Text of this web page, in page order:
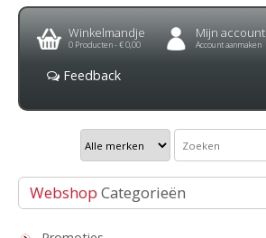
Winkelmandje
0 Producten -€ 0,00
Mijn account
Account aanmaken
Feedback
Webshop Categorieën